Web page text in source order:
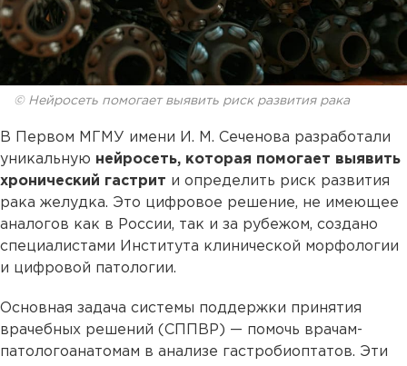
© Нейросеть помогает выявить риск развития рака
В Первом МГМУ имени И. М. Сеченова разработали
уникальную нейросеть, которая помогает выявить
хронический гастрит и определить риск развития
рака желудка. Это цифровое решение, не имеющее
аналогов как в России, так и за рубежом, создано
специалистами Института клинической морфологии
и цифровой патологии.
Основная задача системы поддержки принятия
врачебных решений (СППВР) — помочь врачам-
патологоанатомам в анализе гастробиоптатов. Эти